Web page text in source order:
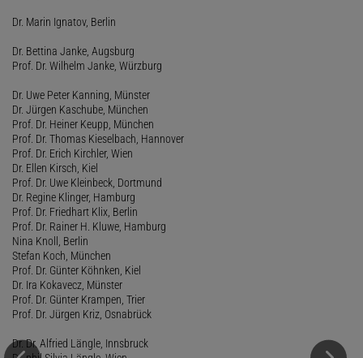
Dr. Marin Ignatov, Berlin
Dr. Bettina Janke, Augsburg
Prof. Dr. Wilhelm Janke, Würzburg
Dr. Uwe Peter Kanning, Münster
Dr. Jürgen Kaschube, München
Prof. Dr. Heiner Keupp, München
Prof. Dr. Thomas Kieselbach, Hannover
Prof. Dr. Erich Kirchler, Wien
Dr. Ellen Kirsch, Kiel
Prof. Dr. Uwe Kleinbeck, Dortmund
Dr. Regine Klinger, Hamburg
Prof. Dr. Friedhart Klix, Berlin
Prof. Dr. Rainer H. Kluwe, Hamburg
Nina Knoll, Berlin
Stefan Koch, München
Prof. Dr. Günter Köhnken, Kiel
Dr. Ira Kokavecz, Münster
Prof. Dr. Günter Krampen, Trier
Prof. Dr. Jürgen Kriz, Osnabrück
Dr. Dr. Alfried Längle, Innsbruck